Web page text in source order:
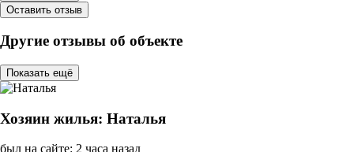
Оставить отзыв
Другие отзывы об объекте
Показать ещё
Хозяин жилья: Наталья
был на сайте: 2 часа назад